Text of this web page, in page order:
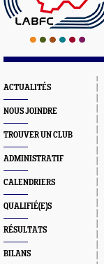
ACTUALITÉS
NOUS JOINDRE
TROUVER UN CLUB
ADMINISTRATIF
CALENDRIERS
QUALIFIÉ(E)S
RÉSULTATS
BILANS